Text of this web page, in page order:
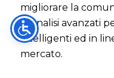
migliorare la
di analisi avanzati
intelligenti ed in
mercato.